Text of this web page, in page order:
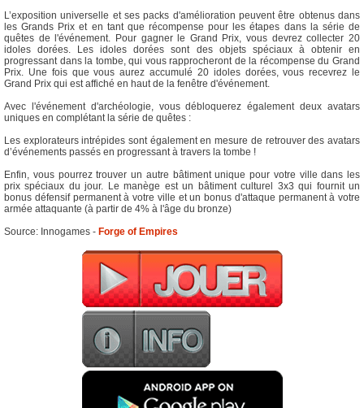
L’exposition universelle et ses packs d'amélioration peuvent être obtenus dans
les Grands Prix et en tant que récompense pour les étapes dans la série de
quêtes de l'événement. Pour gagner le Grand Prix, vous devrez collecter 20
idoles dorées. Les idoles dorées sont des objets spéciaux à obtenir en
progressant dans la tombe, qui vous rapprocheront de la récompense du Grand
Prix. Une fois que vous aurez accumulé 20 idoles dorées, vous recevrez le
Grand Prix qui est affiché en haut de la fenêtre d'événement.
Avec l'événement d'archéologie, vous débloquerez également deux avatars
uniques en complétant la série de quêtes :
Les explorateurs intrépides sont également en mesure de retrouver des avatars
d’événements passés en progressant à travers la tombe !
Enfin, vous pourrez trouver un autre bâtiment unique pour votre ville dans les
prix spéciaux du jour. Le manège est un bâtiment culturel 3x3 qui fournit un
bonus défensif permanent à votre ville et un bonus d'attaque permanent à votre
armée attaquante (à partir de 4% à l'âge du bronze)
Source: Innogames - Forge of Empires